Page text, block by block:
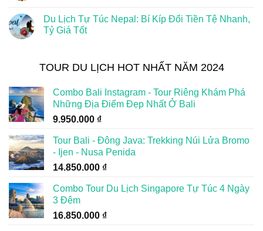
Du Lịch Tự Túc Nepal: Bí Kíp Đổi Tiền Tệ Nhanh,
Tỷ Giá Tốt
TOUR DU LỊCH HOT NHẤT NĂM 2024
Combo Bali Instagram - Tour Riêng Khám Phá
Những Địa Điểm Đẹp Nhất Ở Bali
9.950.000 ₫
Tour Bali - Đông Java: Trekking Núi Lửa Bromo
- Ijen - Nusa Penida
14.850.000 ₫
Combo Tour Du Lịch Singapore Tự Túc 4 Ngày
3 Đêm
16.850.000 ₫